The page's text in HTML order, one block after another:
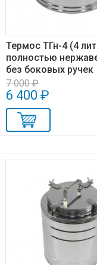
Термос ТГн-4 (4
полностью
без боковых ручек
7 000 ₽
6 400 ₽